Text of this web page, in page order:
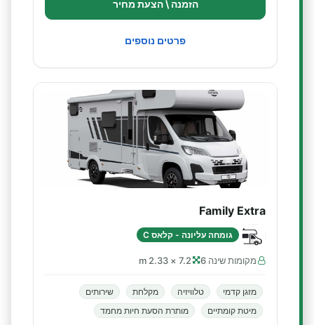
הזמנה \ הצעת מחיר
פרטים נוספים
Family Extra
גומחה עליונה - קלאס C
מקומות שינה 6 7.2 × 2.33 m
מזגן קדמי טלוויזיה מקלחת
שירותים
מיטת קומתיים
מותרת הסעת חיות מחמד